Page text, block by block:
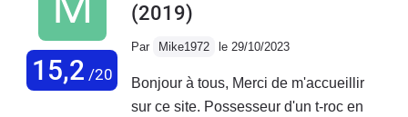
de becquet.Problème récurrent (vu
constructeur dit que c'est normal ???
Problème de connexion d'Androïd
15,2 /20
(2019)
Par Mike1972 le 29/10/2023
Bonjour à tous, Merci de m'accueillir
sur ce site. Possesseur d'un t-roc en